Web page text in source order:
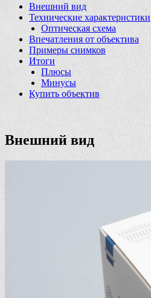
Внешний вид
Технические характеристики
Оптическая схема
Впечатления от объектива
Примеры снимков
Итоги
Плюсы
Минусы
Купить объектив
Внешний вид